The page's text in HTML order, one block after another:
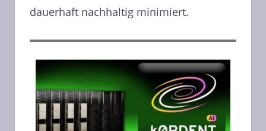
dauerhaft nachhaltig minimiert.